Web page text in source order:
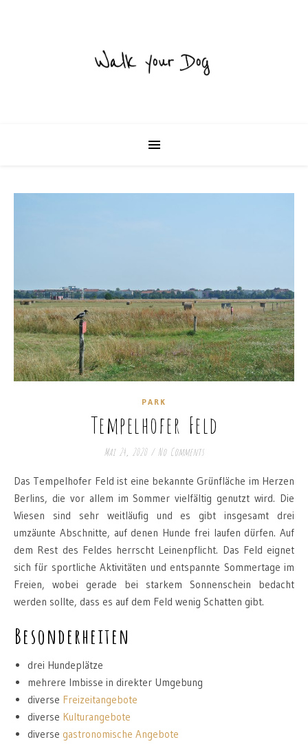
PARK
Tempelhofer Feld
Mai 24, 2020 / No Comments
Das Tempelhofer Feld ist eine bekannte Grünfläche im Herzen
Berlins, die vor allem im Sommer vielfältig genutzt wird. Die
Wiesen sind sehr weitläufig und es gibt insgesamt drei
umzäunte Abschnitte, auf denen Hunde frei laufen dürfen. Auf
dem Rest des Feldes herrscht Leinenpflicht. Das Feld eignet
sich für sportliche Aktivitäten und entspannte Sommertage im
Freien, wobei gerade bei starkem Sonnenschein bedacht
werden sollte, dass es auf dem Feld wenig Schatten gibt.
Besonderheiten
drei Hundeplätze
mehrere Imbisse in direkter Umgebung
diverse Freizeitangebote
diverse Kulturangebote
diverse gastronomische Angebote